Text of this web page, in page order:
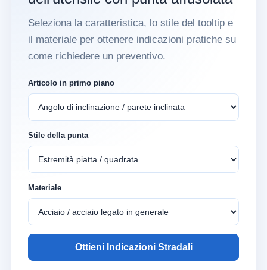
Seleziona la caratteristica, lo stile del tooltip e
il materiale per ottenere indicazioni pratiche su
come richiedere un preventivo.
Articolo in primo piano
Stile della punta
Materiale
Ottieni Indicazioni Stradali